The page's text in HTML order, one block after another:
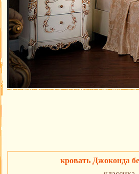
кровать Джоконда